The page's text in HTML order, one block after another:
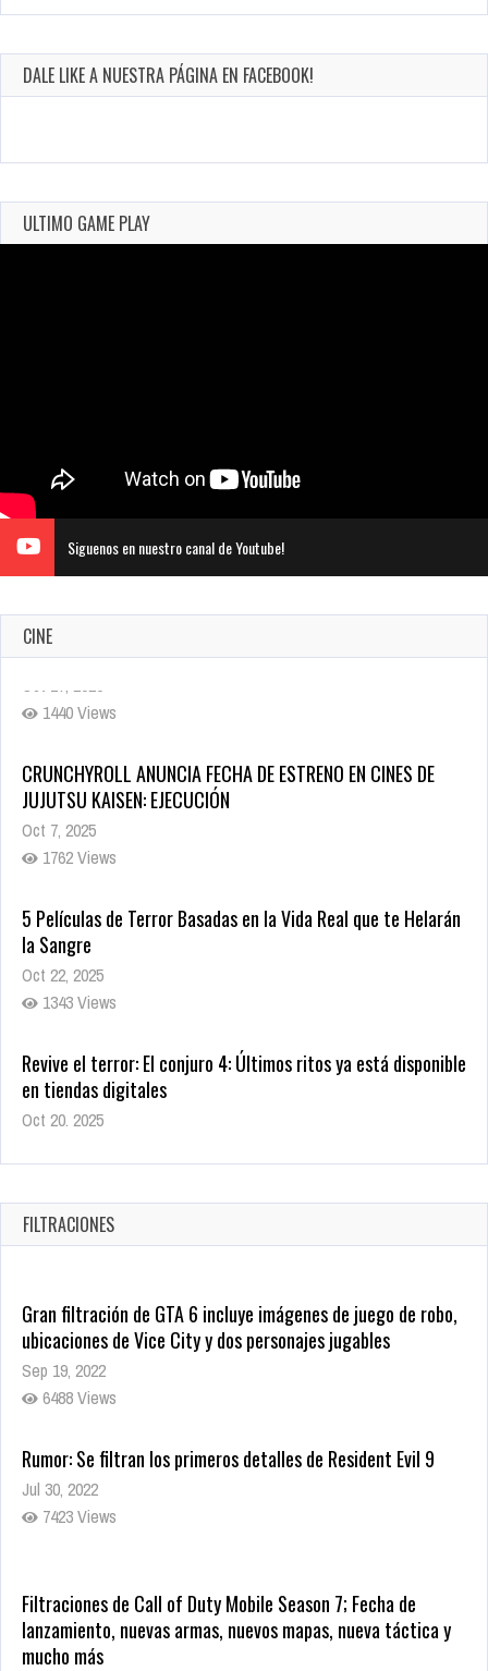
DALE LIKE A NUESTRA PÁGINA EN FACEBOOK!
ULTIMO GAME PLAY
Siguenos en nuestro canal de Youtube!
CINE
CRUNCHYROLL ANUNCIA FECHA DE ESTRENO EN CINES DE
Oct 7, 2025
1762 Views
5 Películas de Terror Basadas en la Vida Real que te Helarán
Oct 22, 2025
1343 Views
Revive el terror: El conjuro 4: Últimos ritos ya está disponible
Oct 20, 2025
1385 Views
Warner Bros. lleva a las tiendas digitales su racha de
Oct 17, 2025
1440 Views
FILTRACIONES
Gran filtración de GTA 6 incluye imágenes de juego de robo,
ubicaciones de Vice City y dos personajes jugables
Sep 19, 2022
6488 Views
Rumor: Se filtran los primeros detalles de Resident Evil 9
Jul 30, 2022
7423 Views
Filtraciones de Call of Duty Mobile Season 7; Fecha de
lanzamiento, nuevas armas, nuevos mapas, nueva táctica y
mucho más